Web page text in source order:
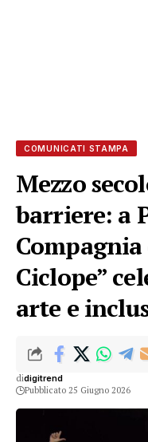
COMUNICATI STAMPA
Mezzo
barriere: a
Ciclope”
arte e
didigitrend
Pubblicato 25 Giugno 2026